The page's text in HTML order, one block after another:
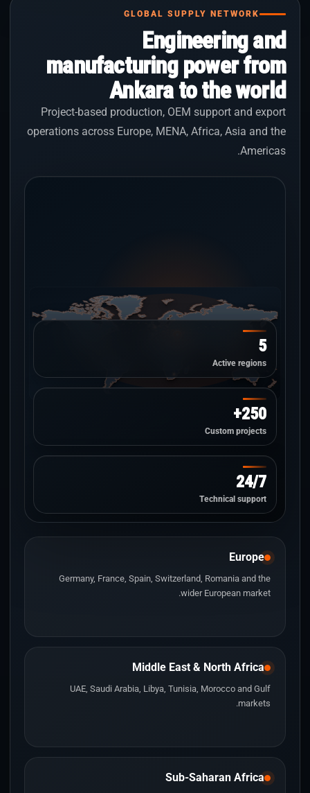
GLOBAL SUPPLY NETWORK
Engineering and
manufacturing power from
Ankara to the world
Project-based production, OEM support and export
operations across Europe, MENA, Africa, Asia and the
Americas.
5
Active regions
250+
Custom projects
24/7
Technical support
Europe
Germany, France, Spain, Switzerland, Romania and the
wider European market.
Middle East & North Africa
UAE, Saudi Arabia, Libya, Tunisia, Morocco and Gulf
markets.
Sub-Saharan Africa